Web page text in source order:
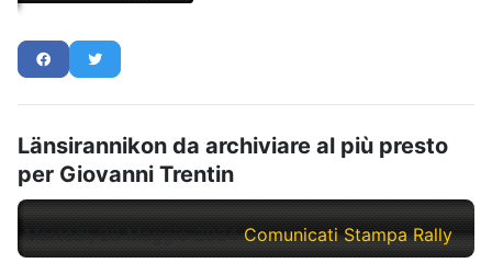
Länsirannikon da archiviare al più presto
per Giovanni Trentin
Martedì, 28 Maggio 2024 Comunicati Stampa Rally